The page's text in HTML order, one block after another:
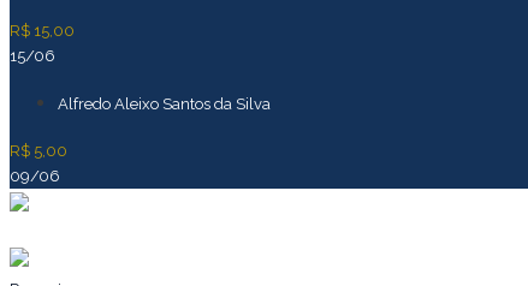
R$ 15,00
15/06
Alfredo Aleixo Santos da Silva
R$ 5,00
09/06